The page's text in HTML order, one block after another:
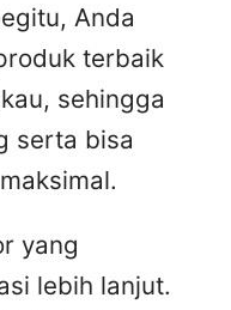
Anda
terbaik
sehingga
serta bisa
yang
lebih lanjut.